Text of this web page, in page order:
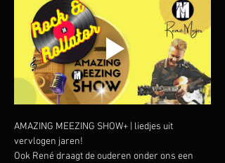
AMAZING MEEZING SHOW+ | liedjes uit
vervlogen jaren!
Ook René draagt de ouderen onder ons een